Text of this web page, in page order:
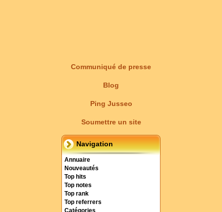
Communiqué de presse
Blog
Ping Jusseo
Soumettre un site
Navigation
Annuaire
Nouveautés
Top hits
Top notes
Top rank
Top referrers
Catégories